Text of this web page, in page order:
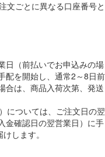
文ごとに異なる口座番号と
日（前払いでお申込みの場
配を開始し、通常2～8日前
合は、商品入荷次第、発送
については、ご注文日の翌
金確認日の翌営業日）に手
します。